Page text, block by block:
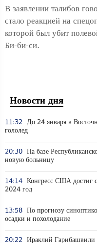
В заявлении талибов
стало реакцией на
которой был убит
Би-би-си.
Новости дня
11:32 До 24 января в
гололед
20:30 На базе
новую больницу
14:14 Конгресс США достиг
2024 год
13:58 По прогнозу
осадки и похолодание
20:22 Ираклий